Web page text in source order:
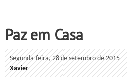
Paz em Casa
Segunda-feira, 28 de setembro de 2015
Xavier